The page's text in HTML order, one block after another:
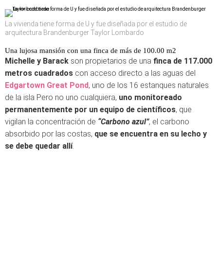
La vivienda tiene forma de U y fue diseñada por el estudio de
arquitectura Brandenburger Taylor Lombardo
Una lujosa mansión con una finca de más de 100.00 m2
Michelle y Barack son propietarios de una finca de 117.000
metros cuadrados con acceso directo a las aguas del
Edgartown Great Pond, uno de los 16 estanques naturales
de la isla Pero no uno cualquiera, uno monitoreado
permanentemente por un equipo de científicos, que
vigilan la concentración de “Carbono azul”, el carbono
absorbido por las costas, que se encuentra en su lecho y
se debe quedar allí.